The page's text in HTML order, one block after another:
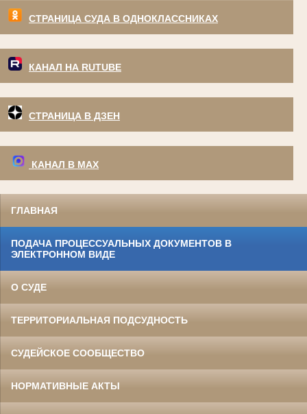
СТРАНИЦА СУДА В ОДНОКЛАССНИКАХ
КАНАЛ НА RUTUBE
СТРАНИЦА В ДЗЕН
КАНАЛ В МАХ
ГЛАВНАЯ
ПОДАЧА ПРОЦЕССУАЛЬНЫХ ДОКУМЕНТОВ В
ЭЛЕКТРОННОМ ВИДЕ
О СУДЕ
ТЕРРИТОРИАЛЬНАЯ ПОДСУДНОСТЬ
СУДЕЙСКОЕ СООБЩЕСТВО
НОРМАТИВНЫЕ АКТЫ